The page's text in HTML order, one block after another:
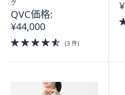
グ
QVC価格:
¥44,000
4.5
of
(3 件)